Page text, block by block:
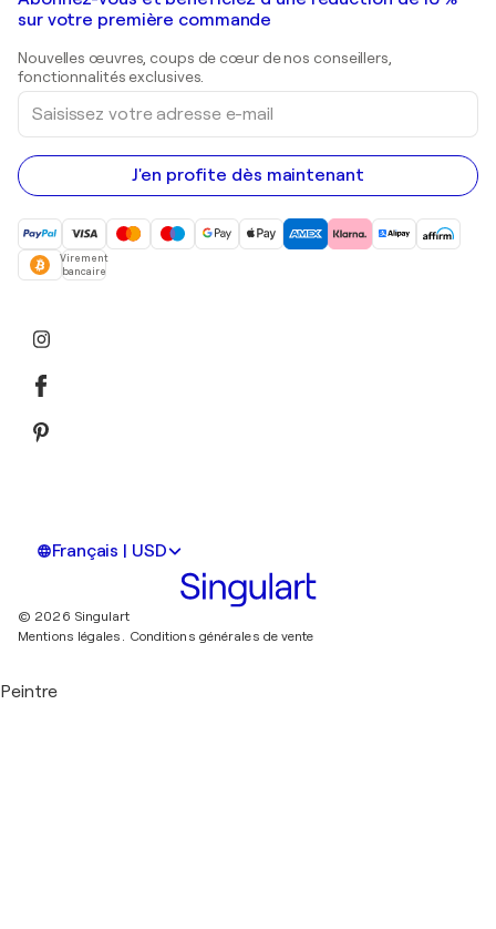
Shepard Fairey
Peintures de paysage
Estampes
Peintures acryliques
Galeries d'art en Belgique
sur votre première commande
Nouvelles œuvres, coups de cœur de nos conseillers,
fonctionnalités exclusives.
Saisissez
votre
adresse
e-
mail
J'en profite dès maintenant
Virement
bancaire
Français | USD
© 2026 Singulart
Mentions légales.
Conditions générales de vente
Peintre